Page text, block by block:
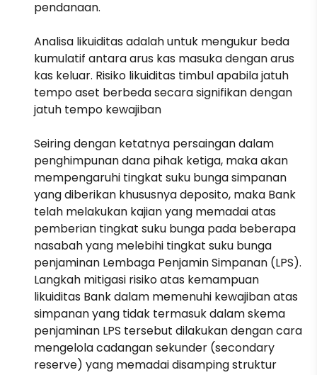
pendanaan.
Analisa likuiditas adalah untuk mengukur beda
kumulatif antara arus kas masuka dengan arus
kas keluar. Risiko likuiditas timbul apabila jatuh
tempo aset berbeda secara signifikan dengan
jatuh tempo kewajiban
Seiring dengan ketatnya persaingan dalam
penghimpunan dana pihak ketiga, maka akan
mempengaruhi tingkat suku bunga simpanan
yang diberikan khususnya deposito, maka Bank
telah melakukan kajian yang memadai atas
pemberian tingkat suku bunga pada beberapa
nasabah yang melebihi tingkat suku bunga
penjaminan Lembaga Penjamin Simpanan (LPS).
Langkah mitigasi risiko atas kemampuan
likuiditas Bank dalam memenuhi kewajiban atas
simpanan yang tidak termasuk dalam skema
penjaminan LPS tersebut dilakukan dengan cara
mengelola cadangan sekunder (secondary
reserve) yang memadai disamping struktur